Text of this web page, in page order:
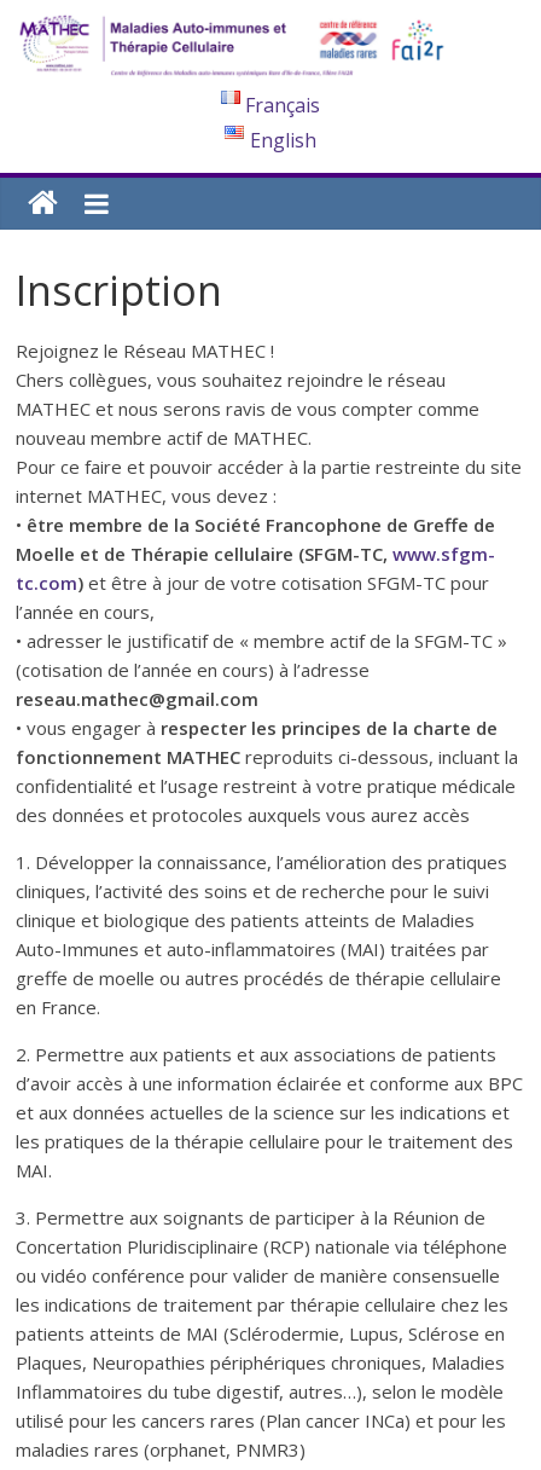
Français
English
Inscription
Rejoignez le Réseau MATHEC !
Chers collègues, vous souhaitez rejoindre le réseau
MATHEC et nous serons ravis de vous compter comme
nouveau membre actif de MATHEC.
Pour ce faire et pouvoir accéder à la partie restreinte du site
internet MATHEC, vous devez :
• être membre de la Société Francophone de Greffe de
Moelle et de Thérapie cellulaire (SFGM-TC,www.sfgm-
tc.com) et être à jour de votre cotisation SFGM-TC pour
l’année en cours,
• adresser le justificatif de « membre actif de la SFGM-TC »
(cotisation de l’année en cours) à l’adresse
reseau.mathec@gmail.com
• vous engager à respecter les principes de la charte de
fonctionnement MATHEC reproduits ci-dessous, incluant la
confidentialité et l’usage restreint à votre pratique médicale
des données et protocoles auxquels vous aurez accès
1. Développer la connaissance, l’amélioration des pratiques
cliniques, l’activité des soins et de recherche pour le suivi
clinique et biologique des patients atteints de Maladies
Auto-Immunes et auto-inflammatoires (MAI) traitées par
greffe de moelle ou autres procédés de thérapie cellulaire
en France.
2. Permettre aux patients et aux associations de patients
d’avoir accès à une information éclairée et conforme aux BPC
et aux données actuelles de la science sur les indications et
les pratiques de la thérapie cellulaire pour le traitement des
MAI.
3. Permettre aux soignants de participer à la Réunion de
Concertation Pluridisciplinaire (RCP) nationale via téléphone
ou vidéo conférence pour valider de manière consensuelle
les indications de traitement par thérapie cellulaire chez les
patients atteints de MAI (Sclérodermie, Lupus, Sclérose en
Plaques, Neuropathies périphériques chroniques, Maladies
Inflammatoires du tube digestif, autres…), selon le modèle
utilisé pour les cancers rares (Plan cancer INCa) et pour les
maladies rares (orphanet, PNMR3)